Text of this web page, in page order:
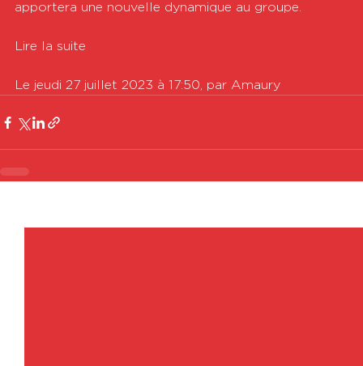
apportera une nouvelle dynamique au groupe.
Lire la suite
Le jeudi 27 juillet 2023 à 17:50, par Amaury